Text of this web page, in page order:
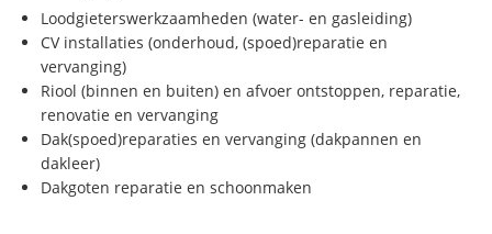
Loodgieterswerkzaamheden (water- en gasleiding)
CV installaties (onderhoud, (spoed)reparatie en
vervanging)
Riool (binnen en buiten) en afvoer ontstoppen, reparatie,
renovatie en vervanging
Dak(spoed)reparaties en vervanging (dakpannen en
dakleer)
Dakgoten reparatie en schoonmaken